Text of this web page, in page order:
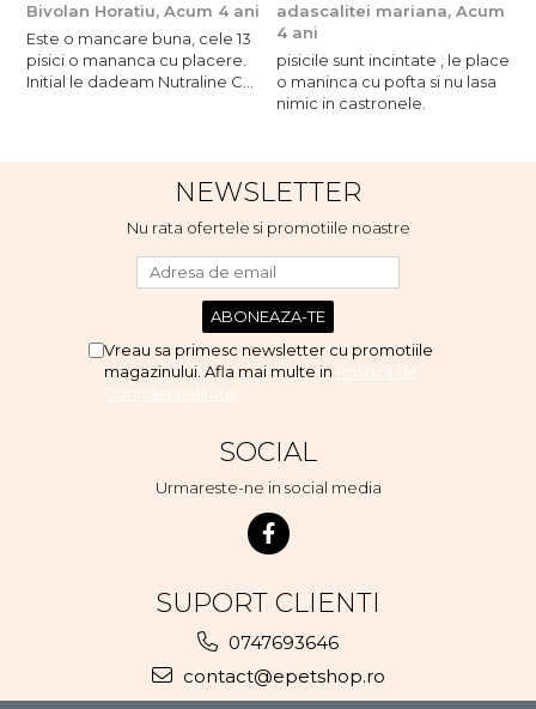
Bivolan Horatiu, Acum 4 ani
Este o mancare buna, cele 13
pisici o mananca cu placere.
Initial le dadeam Nutraline Cat
evita, nu o mananca cu
placere. Eu sunt multumit si
adascalitei mariana, Acum
4 ani
pisicile sunt incintate , le place
o maninca cu pofta si nu lasa
nimic in castronele.
NEWSLETTER
Nu rata ofertele si promotiile noastre
Vreau sa primesc newsletter cu promotiile
magazinului. Afla mai multe in Politica de
Confidentialitate
SOCIAL
Urmareste-ne in social media
SUPORT CLIENTI
0747693646
contact@epetshop.ro